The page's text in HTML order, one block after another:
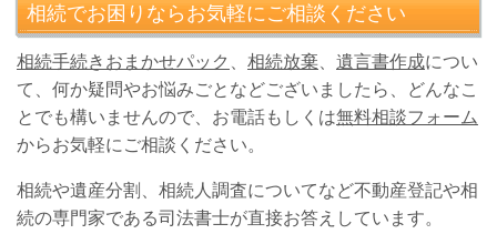
相続でお困りならお気軽にご相談ください
相続手続きおまかせパック 相続放棄 遺言書作成につい
て、何か疑問やお悩みごとなどございましたら、どんなこ
とでも構いませんので、お電話もしくは無料相談フォーム
からお気軽にご相談ください。
相続や遺産分割、相続人調査についてなど不動産登記や相
続の専門家である司法書士が直接お答えしています。